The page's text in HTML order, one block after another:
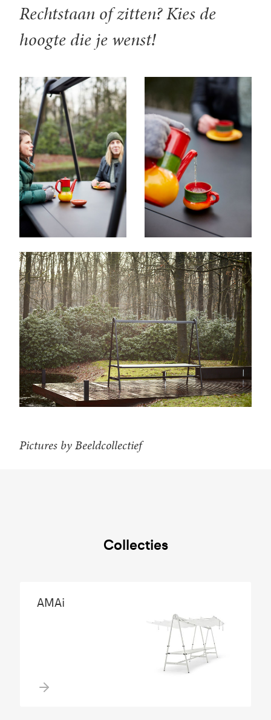
Rechtstaan of zitten? Kies de
hoogte die je wenst!
Pictures by Beeldcollectief
Collecties
AMAi